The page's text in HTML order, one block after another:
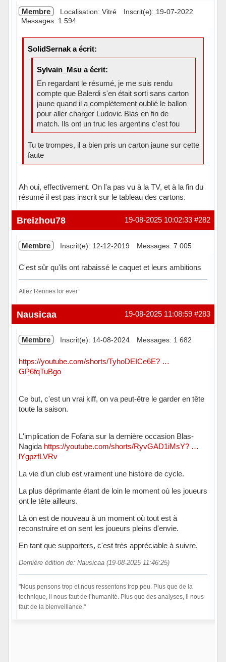
Membre Localisation: Vitré
Inscrit(e): 19-07-2022
Messages: 1 594
SolidSernak a écrit:
Sylvain_Msu a écrit:
En regardant le résumé, je me suis rendu
compte que Balerdi s'en était sorti sans carton
jaune quand il a complètement oublié le ballon
pour aller charger Ludovic Blas en fin de
match. Ils ont un truc les argentins c'est fou
Tu te trompes, il a bien pris un carton jaune sur cette
faute
Ah oui, effectivement. On l'a pas vu à la TV, et à la fin du
résumé il est pas inscrit sur le tableau des cartons.
En ligne #282
19-08-2025 10:02:33
Breizhou78
Membre Inscrit(e): 12-12-2019 Messages: 7 005
C'est sûr qu'ils ont rabaissé le caquet et leurs ambitions
Allez Rennes for ever
Hors ligne #283
19-08-2025 11:08:59
Nausicaa
Membre Inscrit(e): 14-08-2024 Messages: 1 682
https://youtube.com/shorts/TyhoDEICe6E? …
GP6fqTuBgo
Ce but, c'est un vrai kiff, on va peut-être le garder en tête
toute la saison.
L'implication de Fofana sur la dernière occasion Blas-
Nagida https://youtube.com/shorts/RyvGAD1iMsY? …
lYgpzfLVRv
La vie d'un club est vraiment une histoire de cycle.
La plus déprimante étant de loin le moment où les joueurs
ont le tête ailleurs.
Là on est de nouveau à un moment où tout est à
reconstruire et on sent les joueurs pleins d'envie.
En tant que supporters, c'est très appréciable à suivre.
Dernière édition de: Nausicaa (19-08-2025 11:46:25)
"Nous pensons trop et nous ressentons trop peu. Plus que de la
technique, il nous faut de l’humanité. Plus que des analyses, il nous
faut de la bienveillance."